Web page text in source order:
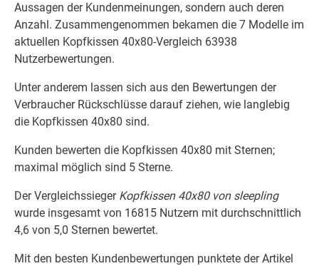
Aussagen der Kundenmeinungen, sondern auch deren
Anzahl. Zusammengenommen bekamen die 7 Modelle im
aktuellen Kopfkissen 40x80-Vergleich 63938
Nutzerbewertungen.
Unter anderem lassen sich aus den Bewertungen der
Verbraucher Rückschlüsse darauf ziehen, wie langlebig
die Kopfkissen 40x80 sind.
Kunden bewerten die Kopfkissen 40x80 mit Sternen;
maximal möglich sind 5 Sterne.
Der Vergleichssieger Kopfkissen 40x80 von sleepling
wurde insgesamt von 16815 Nutzern mit durchschnittlich
4,6 von 5,0 Sternen bewertet.
Mit den besten Kundenbewertungen punktete der Artikel